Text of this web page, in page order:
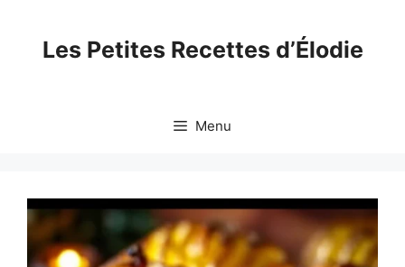
contentLes Petites Recettes d’Élodie
Menu